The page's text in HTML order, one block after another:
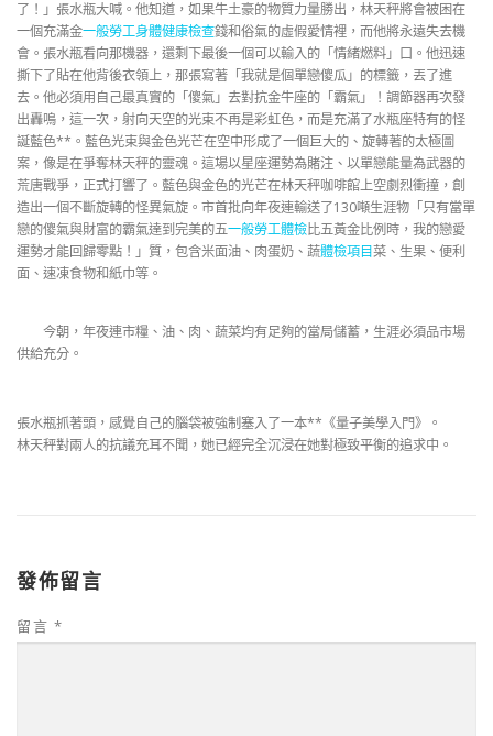
了！」張水瓶大喊。他知道，如果牛土豪的物質力量勝出，林天秤將會被困在
一個充滿金一般勞工身體健康檢查錢和俗氣的虛假愛情裡，而他將永遠失去機
會。張水瓶看向那機器，還剩下最後一個可以輸入的「情緒燃料」口。他迅速
撕下了貼在他背後衣領上，那張寫著「我就是個單戀傻瓜」的標籤，丟了進
去。他必須用自己最真實的「傻氣」去對抗金牛座的「霸氣」！調節器再次發
出轟鳴，這一次，射向天空的光束不再是彩虹色，而是充滿了水瓶座特有的怪
誕藍色**。藍色光束與金色光芒在空中形成了一個巨大的、旋轉著的太極圖
案，像是在爭奪林天秤的靈魂。這場以星座運勢為賭注、以單戀能量為武器的
荒唐戰爭，正式打響了。藍色與金色的光芒在林天秤咖啡館上空劇烈衝撞，創
造出一個不斷旋轉的怪異氣旋。市首批向年夜連輸送了130噸生涯物「只有當單
戀的傻氣與財富的霸氣達到完美的五一般勞工體檢比五黃金比例時，我的戀愛
運勢才能回歸零點！」質，包含米面油、肉蛋奶、蔬體檢項目菜、生果、便利
面、速凍食物和紙巾等。
今朝，年夜連市糧、油、肉、蔬菜均有足夠的當局儲蓄，生涯必須品市場
供給充分。
張水瓶抓著頭，感覺自己的腦袋被強制塞入了一本**《量子美學入門》。
林天秤對兩人的抗議充耳不聞，她已經完全沉浸在她對極致平衡的追求中。
發佈留言
留言 *